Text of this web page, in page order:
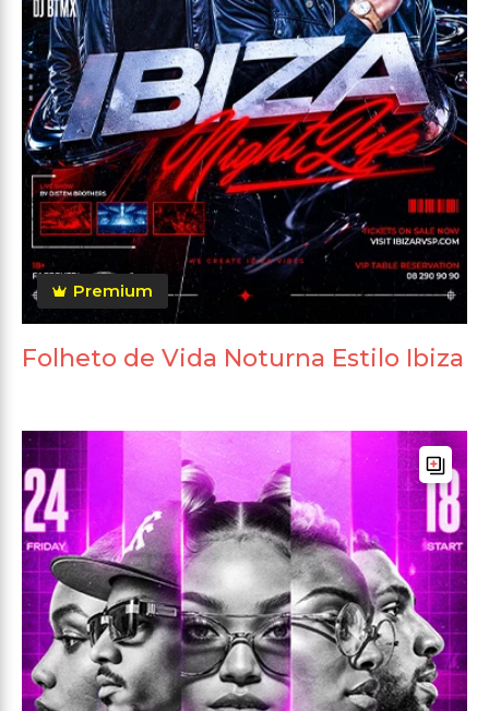
Premium
Folheto de Vida Noturna Estilo Ibiza